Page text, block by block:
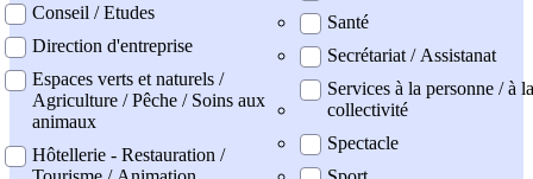
Conseil / Etudes
Direction d'entreprise
Espaces verts et naturels /
Agriculture / Pêche / Soins aux
animaux
Hôtellerie - Restauration /
Santé
Secrétariat / Assistanat
Services à la personne / à la
collectivité
Spectacle